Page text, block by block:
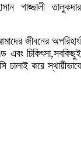
গাজ্জালী তালুকদার
জীবনের অপরিহার্য
এবং চিকিৎসা,সবকিছুই
করে স্থায়ীভাবে